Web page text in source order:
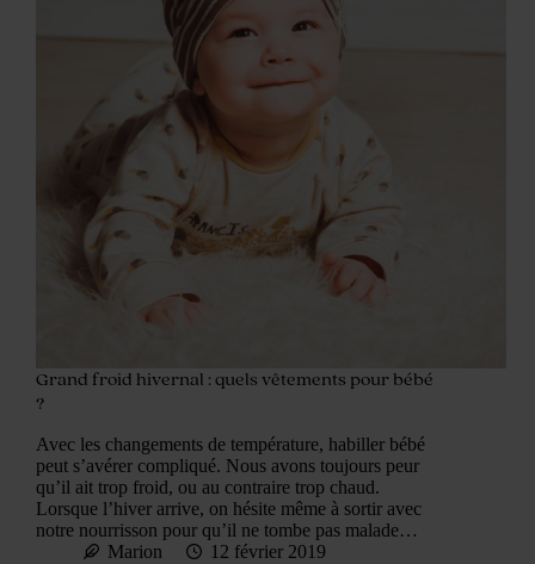
Grand froid hivernal : quels vêtements pour bébé
?
Avec les changements de température, habiller bébé
peut s’avérer compliqué. Nous avons toujours peur
qu’il ait trop froid, ou au contraire trop chaud.
Lorsque l’hiver arrive, on hésite même à sortir avec
notre nourrisson pour qu’il ne tombe pas malade…
Marion
12 février 2019